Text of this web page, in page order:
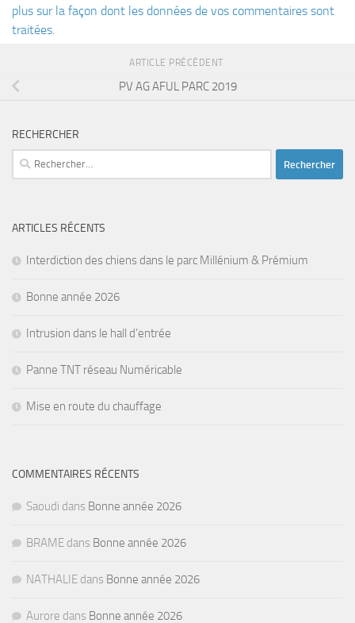
plus sur la façon dont les données de vos commentaires sont
traitées.
ARTICLE PRÉCÉDENT
PV AG AFUL PARC 2019
RECHERCHER
Rechercher :
ARTICLES RÉCENTS
Interdiction des chiens dans le parc Millénium & Prémium
Bonne année 2026
Intrusion dans le hall d’entrée
Panne TNT réseau Numéricable
Mise en route du chauffage
COMMENTAIRES RÉCENTS
Saoudi dans Bonne année 2026
BRAME dans Bonne année 2026
NATHALIE dans Bonne année 2026
Aurore dans Bonne année 2026